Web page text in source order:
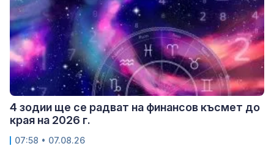
4 зодии ще се радват на финансов късмет до
края на 2026 г.
07:58 • 07.08.26